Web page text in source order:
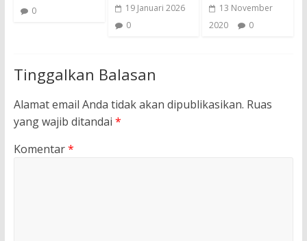
0
19 Januari 2026
0
13 November
2020
0
Tinggalkan Balasan
Alamat email Anda tidak akan dipublikasikan. Ruas
yang wajib ditandai *
Komentar*